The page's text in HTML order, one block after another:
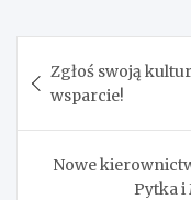
wpisu
Zgłoś swoją
wsparcie!
Nowe
Pytka i